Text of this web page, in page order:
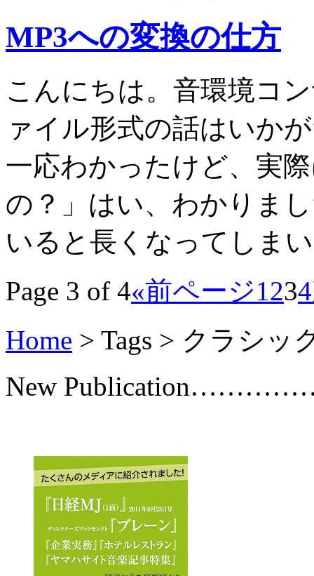
MP3への変換の仕方
こんにちは。音環境コ
ァイル形式の話はいか
一応わかったけど、実
の？」はい、わかりま
いると長くなってしま
Page 3 of 4«前ページ1234
Home > Tags > クラシッ
New